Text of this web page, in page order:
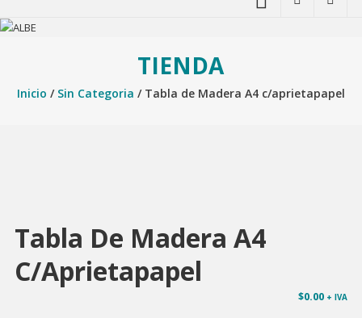
TIENDA
Inicio / Sin Categoria / Tabla de Madera A4 c/aprietapapel
Tabla De Madera A4
C/aprietapapel
$0.00 + IVA